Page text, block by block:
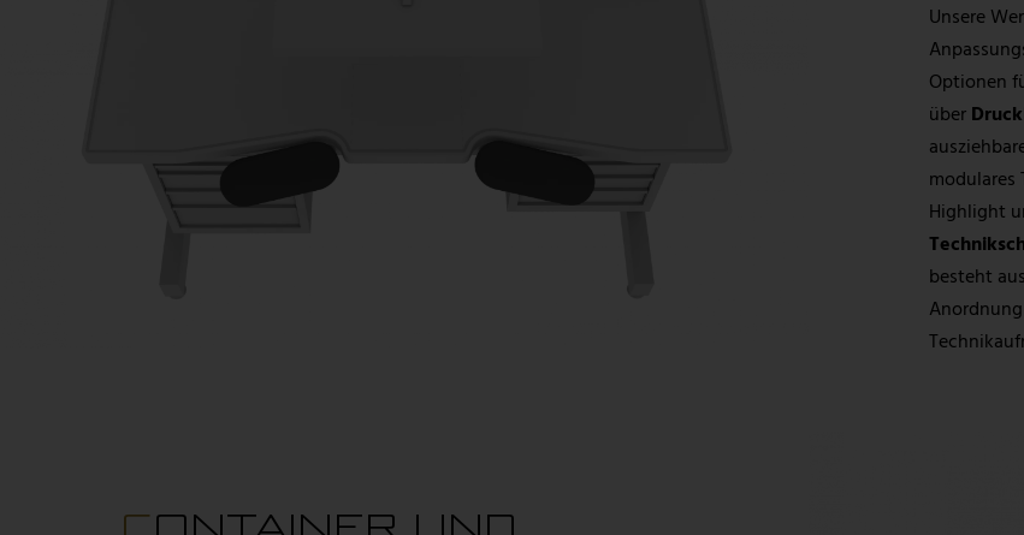
Unsere
Optionen
über
modulares
Highlight
besteht